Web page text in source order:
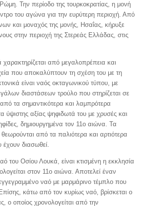
Την περίοδο της τουρκοκρατίας, η μονή
του αγώνα για την ευρύτερη περιοχή. Από
και μοναχός της μονής, Ησαΐας, κήρυξε
στην περιοχή της Στερεάς Ελλάδας, στις
από μεγαλοπρέπεια και
που αποκαλύπτουν τη σχέση του με τη
είναι ναός οκταγωνικού τύπου, με
διαστάσεων τρούλο που στηρίζεται σε
τα σημαντικότερα και λαμπρότερα
ύψιστης αξίας ψηφιδωτά του με χρυσές και
δημιουργημένα τον 11ο αιώνα. Τα
από τα παλιότερα και αρτιότερα
διασωθεί.
του Οσίου Λουκά, είναι κτισμένη η εκκλησία
στον 11ο αιώνα. Αποτελεί έναν
ναό με μαρμάρινο τέμπλο που
κάτω από τον κυρίως ναό, βρίσκεται ο
ο οποίος χρονολογείται από την